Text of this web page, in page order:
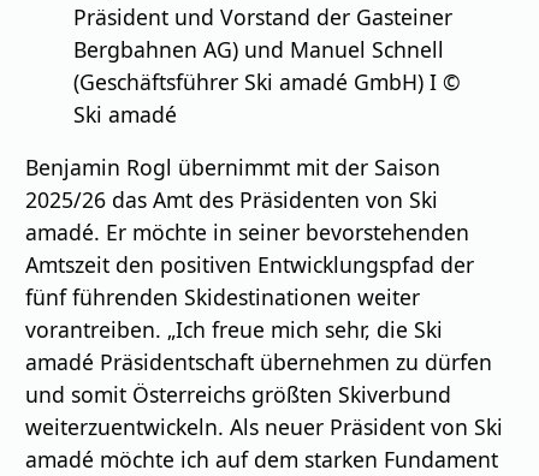
Präsident und Vorstand der Gasteiner
Bergbahnen AG) und Manuel Schnell
(Geschäftsführer Ski amadé GmbH) I ©
Ski amadé
Benjamin Rogl übernimmt mit der Saison
2025/26 das Amt des Präsidenten von Ski
amadé. Er möchte in seiner bevorstehenden
Amtszeit den positiven Entwicklungspfad der
fünf führenden Skidestinationen weiter
vorantreiben. „Ich freue mich sehr, die Ski
amadé Präsidentschaft übernehmen zu dürfen
und somit Österreichs größten Skiverbund
weiterzuentwickeln. Als neuer Präsident von Ski
amadé möchte ich auf dem starken Fundament